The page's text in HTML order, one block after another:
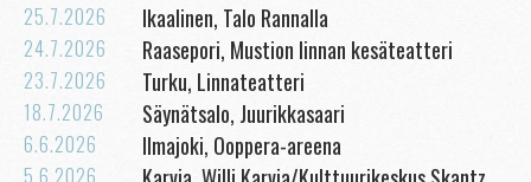
25.7.2026 Ikaalinen, Talo Rannalla
24.7.2026 Raasepori, Mustion linnan kesäteatteri
23.7.2026 Turku, Linnateatteri
18.7.2026 Säynätsalo, Juurikkasaari
6.6.2026 Ilmajoki, Ooppera-areena
5.6.2026